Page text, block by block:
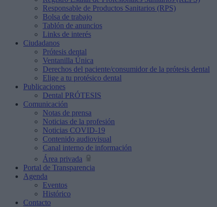
Responsable de Productos Sanitarios (RPS)
Bolsa de trabajo
Tablón de anuncios
Links de interés
Ciudadanos
Prótesis dental
Ventanilla Única
Derechos del paciente/consumidor de la prótesis dental
Elige a tu protésico dental
Publicaciones
Dental PRÓTESIS
Comunicación
Notas de prensa
Noticias de la profesión
Noticias COVID-19
Contenido audiovisual
Canal interno de información
Área privada
Portal de Transparencia
Agenda
Eventos
Histórico
Contacto